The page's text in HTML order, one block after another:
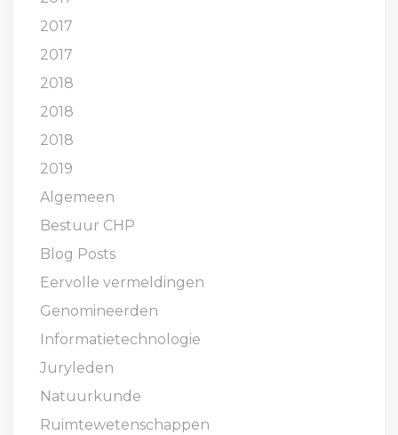
2017
2017
2018
2018
2018
2019
Algemeen
Bestuur CHP
Blog Posts
Eervolle vermeldingen
Genomineerden
Informatietechnologie
Juryleden
Natuurkunde
Ruimtewetenschappen